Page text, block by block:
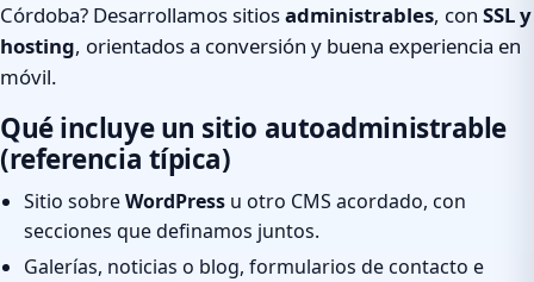
Córdoba? Desarrollamos sitiosadministrables, con SSL y
hosting, orientados a conversión y buena experiencia en
móvil.
Qué incluye un sitio autoadministrable
(referencia típica)
Sitio sobreWordPress u otro CMS acordado, con
secciones que definamos juntos.
Galerías, noticias o blog, formularios de contacto e